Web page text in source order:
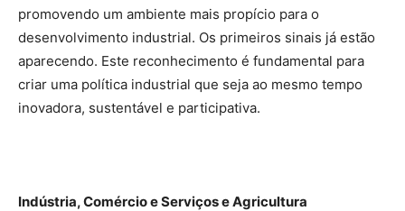
promovendo um ambiente mais propício para o
desenvolvimento industrial. Os primeiros sinais já estão
aparecendo. Este reconhecimento é fundamental para
criar uma política industrial que seja ao mesmo tempo
inovadora, sustentável e participativa.
Indústria, Comércio e Serviços e Agricultura